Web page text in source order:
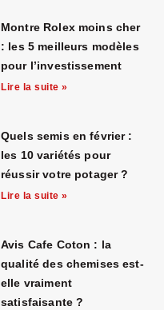
Montre Rolex moins cher
: les 5 meilleurs modèles
pour l’investissement
Lire la suite »
Quels semis en février :
les 10 variétés pour
réussir votre potager ?
Lire la suite »
Avis Cafe Coton : la
qualité des chemises est-
elle vraiment
satisfaisante ?